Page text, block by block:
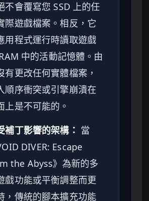
不會覆寫您 SSD 上的任
際遊戲檔案。相反，它
用程式運行時讀取遊戲
中的活動記憶體。由
有更改任何實體檔案，
順序衝突或引擎崩潰在
上是不可能的。
補丁影響的架構： 當
DIVER: Escape
the Abyss》為新的多
戲功能或平衡調整而更
，傳統的腳本擴充功能